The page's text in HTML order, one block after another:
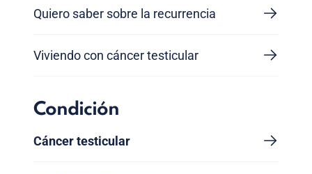
Quiero saber sobre la recurrencia
Viviendo con cáncer testicular
Condición
Cáncer testicular